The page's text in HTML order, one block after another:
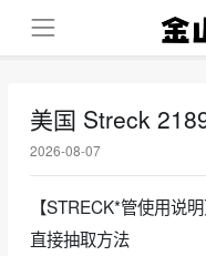
美国 Streck
2026-08-07
【STRECK*管使用说明
直接抽取方法